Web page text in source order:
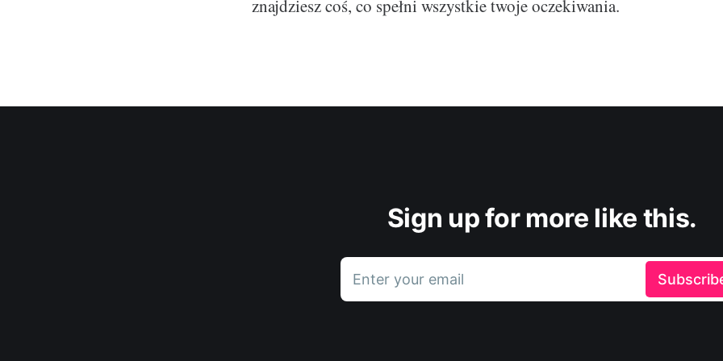
znajdziesz coś, co spełni wszystkie twoje oczekiwania.
Sign up for more like this.
Enter your email